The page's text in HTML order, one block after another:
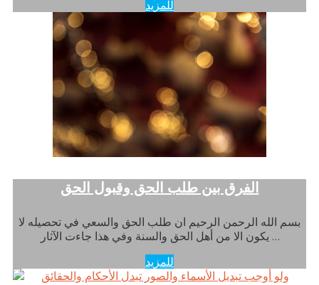
للمزيد
الفرق بين طلب الحق وقبول الحق
بسم الله الرحمن الرحيم ان طلب الحق والسعي في تحصيله لا
يكون الا من أهل الحق والسنة وفي هذا جاءت الآثار …
للمزيد